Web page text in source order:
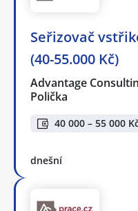
Seřizovač
(40-55.000 Kč)
Advantage
Polička
40 000 – 55 000
dnešní